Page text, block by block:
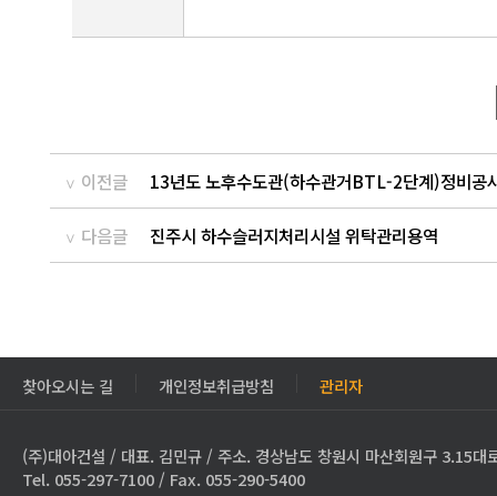
이전글 13년도 노후수도관(하수관거BTL-2단계)정비공
다음글 진주시 하수슬러지처리시설 위탁관리용역
찾아오시는 길 개인정보취급방침 관리자
(주)대아건설 / 대표. 김민규 / 주소. 경상남도 창원시 마산회원구 3.15대
Tel. 055-297-7100 / Fax. 055-290-5400